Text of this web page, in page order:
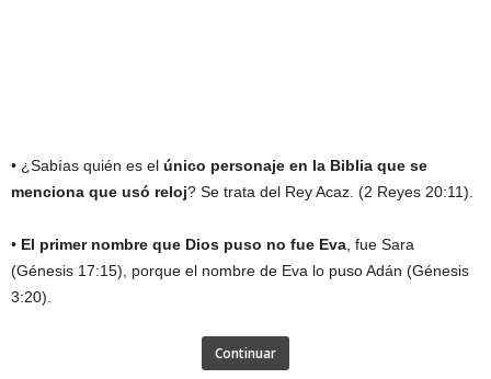
• ¿Sabías quién es el único personaje en la Biblia que se
menciona que usó reloj? Se trata del Rey Acaz. (2 Reyes 20:11).
• El primer nombre que Dios puso no fue Eva , fue Sara
(Génesis 17:15), porque el nombre de Eva lo puso Adán (Génesis
3:20).
Continuar